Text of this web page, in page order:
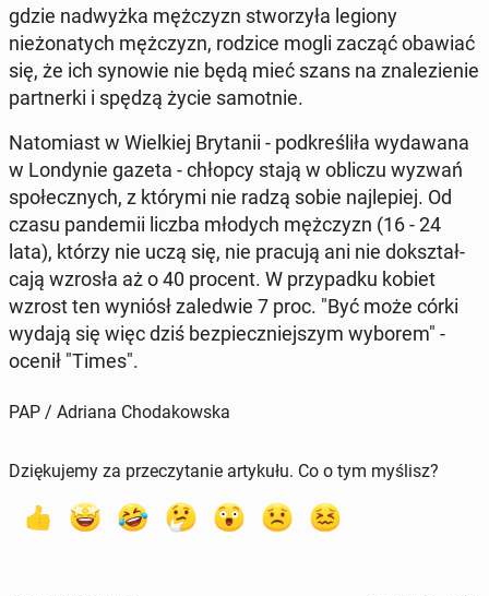
gdzie nad­wyż­ka mężczyzn stworzyła legiony
nieżonatych mężczyzn, rodzice mogli zacząć obawiać
się, że ich synowie nie będą mieć szans na znalezie­nie
part­ner­ki i spędzą życie samot­nie.
Nato­mi­ast w Wielkiej Bry­tanii - pod­kreśliła wydawana
w Lon­dynie gazeta - chłopcy stają w obliczu wyzwań
społecznych, z którymi nie radzą sobie na­jlepiej. Od
czasu pan­demii liczba młodych mężczyzn (16 - 24
lata), którzy nie uczą się, nie pracują ani nie dok­sz­tał­
ca­ją wzrosła aż o 40 procent. W przy­pad­ku kobiet
wzrost ten wyniósł za­led­wie 7 proc. "Być może córki
wydają się więc dziś bez­pieczniejszym wyborem" -
ocenił "Times".
PAP / Adriana Chodakowska
Dziękujemy za przeczytanie artykułu. Co o tym myślisz?